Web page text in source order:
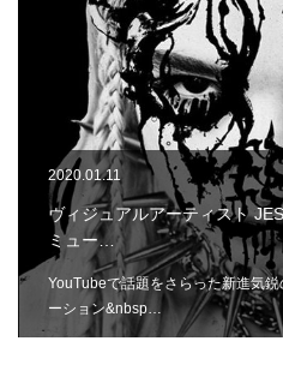
2020.01.11
ヴィジュアルアーティスト
ミュー…
YouTubeで話題をさらった新進気
ーション&nbsp…